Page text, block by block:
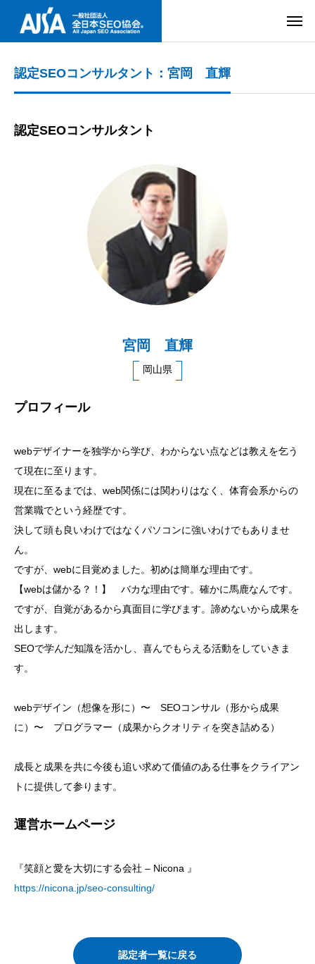
認定SEOコンサルタント：宮岡 直輝
認定SEOコンサルタント
宮岡 直輝
岡山県
プロフィール
webデザイナーを独学から学び、わからない点などは教えを乞う
て現在に至ります。
現在に至るまでは、web関係には関わりはなく、体育会系からの
営業職でという経歴です。
決して頭も良いわけではなくパソコンに強いわけでもありませ
ん。
ですが、webに目覚めました。初めは簡単な理由です。
【webは儲かる？！】 バカな理由です。確かに馬鹿なんです。
ですが、自覚があるから真面目に学びます。諦めないから成果を
出します。
SEOで学んだ知識を活かし、喜んでもらえる活動をしていきま
す。
webデザイン（想像を形に）〜 SEOコンサル（形から成果
に）〜 プログラマー（成果からクオリティを突き詰める）
成長と成果を共に今後も追い求めて価値のある仕事をクライアン
トに提供して参ります。
運営ホームページ
『笑顔と愛を大切にする会社 – Nicona 』
https://nicona.jp/seo-consulting/
認定者一覧に戻る